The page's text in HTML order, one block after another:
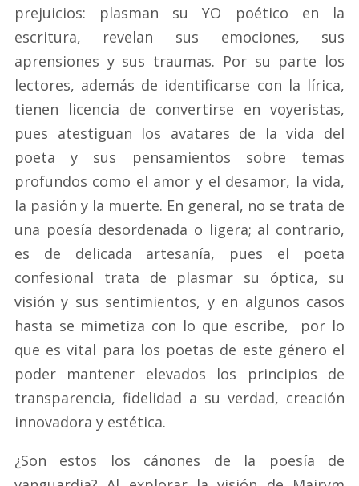
prejuicios: plasman su YO poético en la
escritura, revelan sus emociones, sus
aprensiones y sus traumas. Por su parte los
lectores, además de identificarse con la lírica,
tienen licencia de convertirse en voyeristas,
pues atestiguan los avatares de la vida del
poeta y sus pensamientos sobre temas
profundos como el amor y el desamor, la vida,
la pasión y la muerte. En general, no se trata de
una poesía desordenada o ligera; al contrario,
es de delicada artesanía, pues el poeta
confesional trata de plasmar su óptica, su
visión y sus sentimientos, y en algunos casos
hasta se mimetiza con lo que escribe, por lo
que es vital para los poetas de este género el
poder mantener elevados los principios de
transparencia, fidelidad a su verdad, creación
innovadora y estética.
¿Son estos los cánones de la poesía de